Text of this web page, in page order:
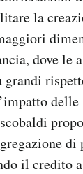
la
dove le
grandi
delle
di
il credito